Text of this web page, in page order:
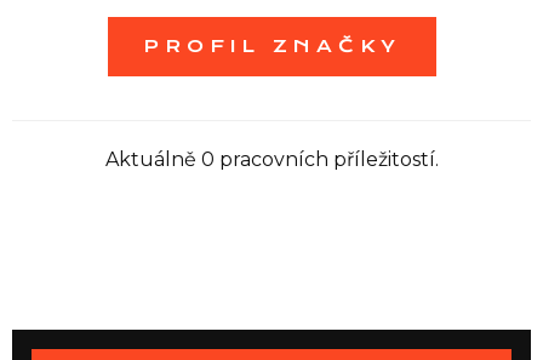
PROFIL ZNAČKY
Aktuálně 0 pracovních příležitostí.